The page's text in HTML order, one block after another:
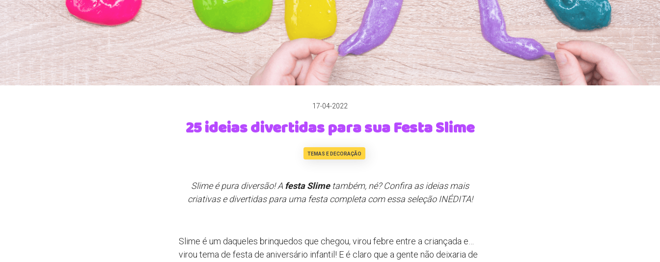
17-04-2022
25 ideias divertidas para sua Festa Slime
TEMAS E DECORAÇÃO
Slime é pura diversão! A festa Slimetambém, né? Confira as ideias mais
criativas e divertidas para uma festa completa com essa seleção INÉDITA!
Slime é um daqueles brinquedos que chegou, virou febre entre a criançada e…
virou tema de festa de aniversário infantil! E é claro que a gente não deixaria de